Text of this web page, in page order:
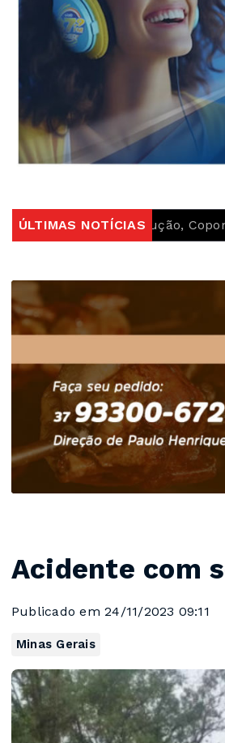
ÚLTIMAS NOTÍCIAS
redução, Copom baixa taxa
Acidente com
Publicado em 24/11/2023 09:11
Minas Gerais